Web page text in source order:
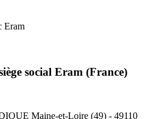
Eram
social Eram (France)
Maine-et-Loire (49) - 49110